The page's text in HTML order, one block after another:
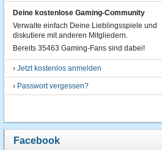
Deine kostenlose Gaming-Community
Verwalte einfach Deine Lieblingsspiele und
diskutiere mit anderen Mitgliedern.
Bereits 35463 Gaming-Fans sind dabei!
› Jetzt kostenlos anmelden
› Passwort vergessen?
Facebook